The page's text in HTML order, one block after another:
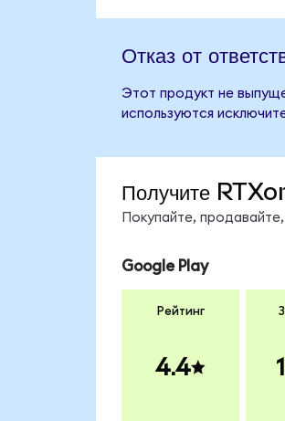
Отказ от
Этот продукт не
используются
Получите
Покупайте,
Google Play
Рейтинг
4.4